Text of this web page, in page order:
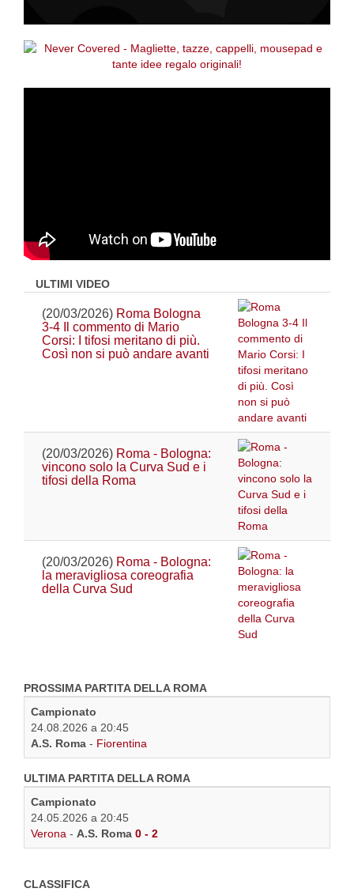
ULTIMI VIDEO
(20/03/2026) Roma Bologna
3-4 Il commento di Mario
Corsi: I tifosi meritano di più.
Così non si può andare avanti
(20/03/2026) Roma - Bologna:
vincono solo la Curva Sud e i
tifosi della Roma
(20/03/2026) Roma - Bologna:
la meravigliosa coreografia
della Curva Sud
PROSSIMA PARTITA DELLA ROMA
Campionato
24.08.2026 a 20:45
A.S. Roma - Fiorentina
ULTIMA PARTITA DELLA ROMA
Campionato
24.05.2026 a 20:45
Verona - A.S. Roma 0 - 2
CLASSIFICA